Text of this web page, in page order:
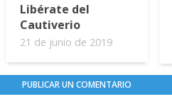
Libérate del
Cautiverio
21 de junio de 2019
PUBLICAR UN COMENTARIO